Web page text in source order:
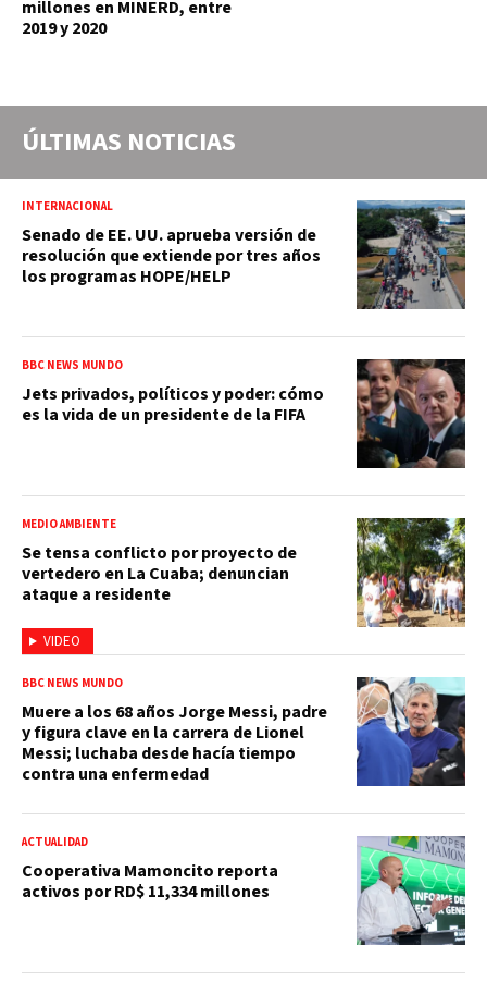
millones en MINERD, entre
2019 y 2020
ÚLTIMAS NOTICIAS
INTERNACIONAL
Senado de EE. UU. aprueba versión de
resolución que extiende por tres años
los programas HOPE/HELP
BBC NEWS MUNDO
Jets privados, políticos y poder: cómo
es la vida de un presidente de la FIFA
VIDEO
MEDIO AMBIENTE
Se tensa conflicto por proyecto de
vertedero en La Cuaba; denuncian
ataque a residente
BBC NEWS MUNDO
Muere a los 68 años Jorge Messi, padre
y figura clave en la carrera de Lionel
Messi; luchaba desde hacía tiempo
contra una enfermedad
ACTUALIDAD
Cooperativa Mamoncito reporta
activos por RD$ 11,334 millones